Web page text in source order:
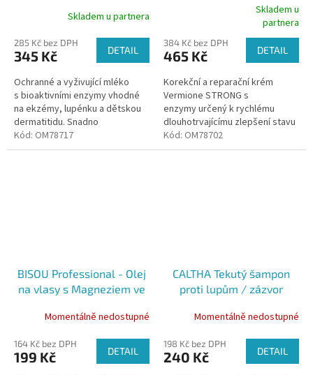
Skladem u partnera
285 Kč bez DPH
345 Kč DETAIL
Ochranné a vyživující mléko
s bioaktivními enzymy vhodné
na ekzémy, lupénku a dětskou
dermatitidu. Snadno
roztíratelné a vstřebatelné.
Kód: OM78717
bioaktivními enzymy, 50ml
produktu
je
z
5
hvězdiček.
Skladem u
partnera
384 Kč bez DPH
465 Kč DETAIL
Korekční a reparační krém
Vermione STRONG s
enzymy určený k rychlému
dlouhotrvajícímu zlepšení stavu
poškozené, či poraněné
pokožky . Pečuje o pokožku se
Kód: OM78702
BISOU Professional - Olej
na vlasy s Magneziem ve
vlasů, 150 ml
Momentálně nedostupné
164 Kč bez DPH
199 Kč DETAIL
CALTHA Tekutý šampon
proti lupům / zázvor
Momentálně nedostupné
198 Kč bez DPH
240 Kč DETAIL